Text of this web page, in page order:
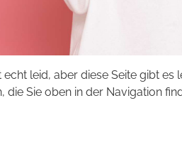
leid, aber diese Seite gibt es
die Sie oben in der Navigation